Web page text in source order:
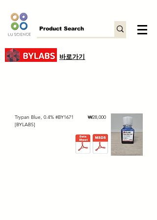
바로가기
Trypan Blue, 0.4% #BY1671
[BYLABS]
가격
₩28,000